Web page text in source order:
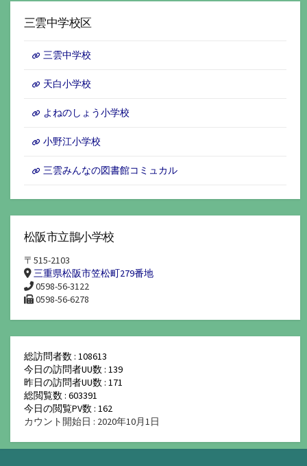
イ
三雲中学校区
三雲中学校
天白小学校
よねのしょう小学校
小野江小学校
三雲みんなの図書館コミュカル
松阪市立鵲小学校
〒515-2103
三重県松阪市笠松町279番地
0598-56-3122
0598-56-6278
総訪問者数 : 108613
今日の訪問者UU数 : 139
昨日の訪問者UU数 : 171
総閲覧数 : 603391
今日の閲覧PV数 : 162
カウント開始日 : 2020年10月1日